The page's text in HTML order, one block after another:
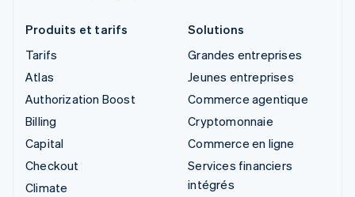
Produits et tarifs
Tarifs
Atlas
Authorization Boost
Billing
Capital
Checkout
Climate
Solutions
Grandes entreprises
Jeunes entreprises
Commerce agentique
Cryptomonnaie
Commerce en ligne
Services financiers
intégrés